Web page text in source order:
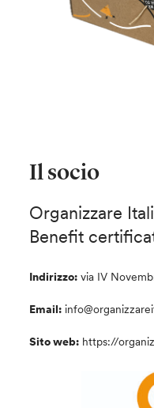
Il socio
Organizzare
Benefit
Indirizzo: via IV
Email:
Sito web: https://